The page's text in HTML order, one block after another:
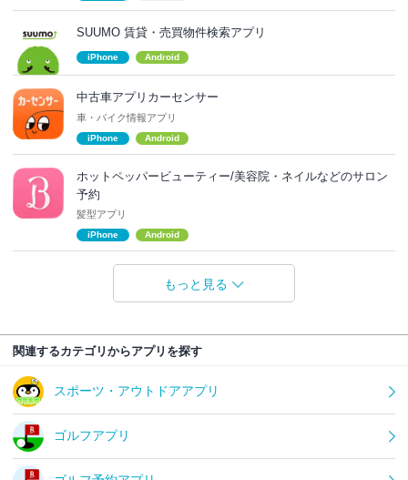
SUUMO 賃貸・売買物件検索アプリ
iPhone Android
中古車アプリカーセンサー
車・バイク情報アプリ
iPhone Android
ホットペッパービューティー/美容院・ネイルなどのサロン
予約
髪型アプリ
iPhone Android
もっと見る
関連するカテゴリからアプリを探す
スポーツ・アウトドアアプリ
ゴルフアプリ